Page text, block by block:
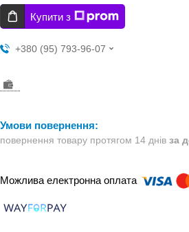
Купити з
+380 (95) 793-96-07
повернення товару протягом 14 днів за